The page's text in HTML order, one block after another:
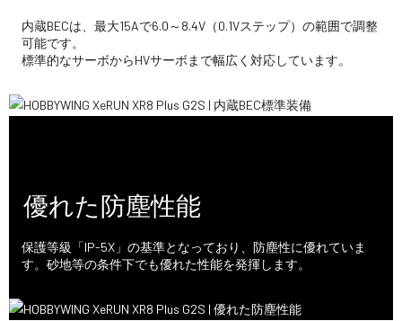
内蔵BECは、最大15Aで6.0～8.4V（0.1Vステップ）の範囲で調整
可能です。
標準的なサーボからHVサーボまで幅広く対応しています。
優れた防塵性能
保護等級「IP-5X」の基準となっており、防塵性に優れていま
す。砂地等の条件下でも優れた性能を発揮します。